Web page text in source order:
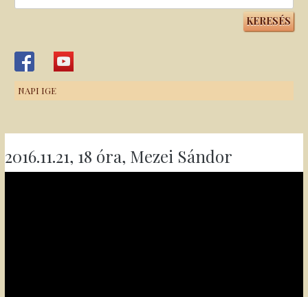
NAPI IGE
2016.11.21, 18 óra, Mezei Sándor